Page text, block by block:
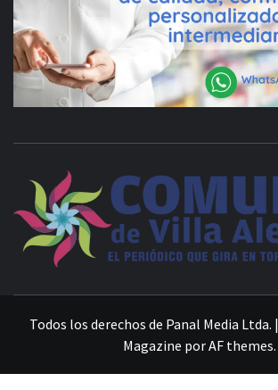
Todos los derechos de Panal Media Ltda. |
Magazine porAF themes.